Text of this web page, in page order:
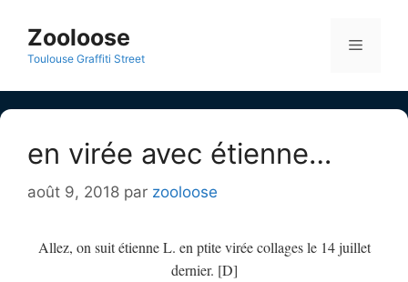
contenu
Zooloose
Toulouse Graffiti Street
Menu
en virée avec étienne…
août 9, 2018 par zooloose
Allez, on suit étienne L. en ptite virée collages le 14 juillet
dernier. [D]